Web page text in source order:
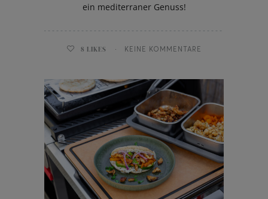
ein mediterraner Genuss!
8 LIKES KEINE KOMMENTARE